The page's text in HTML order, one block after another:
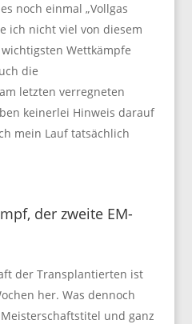
noch einmal „Vollgas
ich nicht viel von diesem
Wettkämpfe
die
letzten verregneten
keinerlei Hinweis darauf
mein Lauf tatsächlich
der zweite EM-
der Transplantierten ist
her. Was dennoch
und ganz